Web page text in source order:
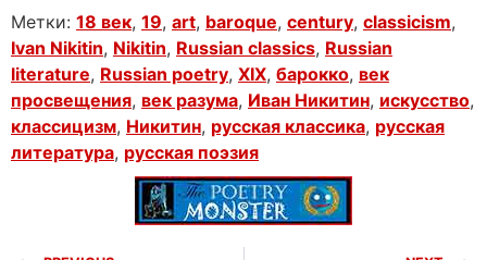
Метки: 18 век, 19, art, baroque, century, classicism,
Ivan Nikitin, Nikitin, Russian classics, Russian
literature, Russian poetry, XIX, барокко, век
просвещения, век разума, Иван Никитин, искусство,
классицизм, Никитин, русская классика, русская
литература, русская поэзия